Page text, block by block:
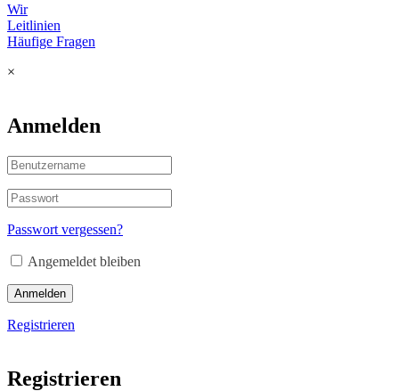
Wir
Leitlinien
Häufige Fragen
×
Anmelden
Passwort vergessen?
Angemeldet bleiben
Anmelden
Registrieren
Registrieren